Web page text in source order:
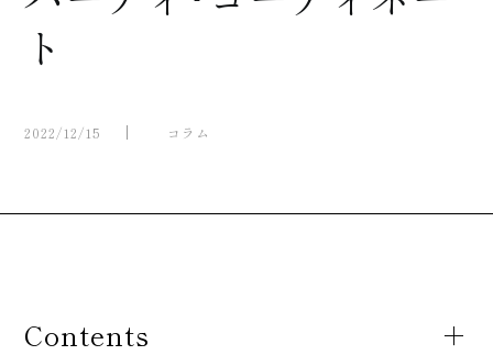
ト
2022/12/15 コラム
Contents